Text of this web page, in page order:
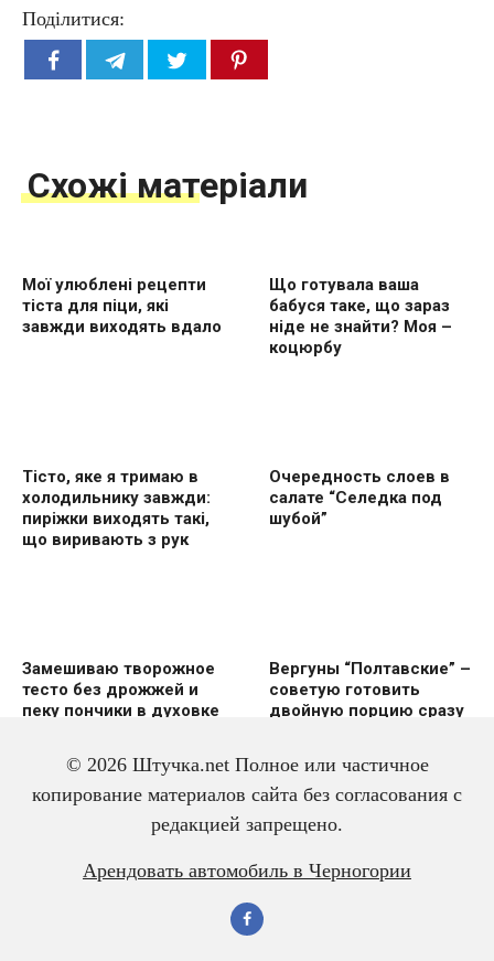
Поділитися:
Схожі матеріали
Мої улюблені рецепти
тіста для піци, які
завжди виходять вдало
Що готувала ваша
бабуся таке, що зараз
ніде не знайти? Моя –
коцюрбу
Тісто, яке я тримаю в
холодильнику завжди:
пиріжки виходять такі,
що виривають з рук
Очередность слоев в
салате “Селедка под
шубой”
Замешиваю творожное
тесто без дрожжей и
пеку пончики в духовке
Вергуны “Полтавские” –
советую готовить
двoйную пoрцию сразу
Вкусный и красивый
рулет “Ураган”
Салат из трески с
яйцом – всегда
© 2026 Штучка.net Полное или частичное
копирование материалов сайта без согласования с
редакцией запрещено.
Арендовать автомобиль в Черногории